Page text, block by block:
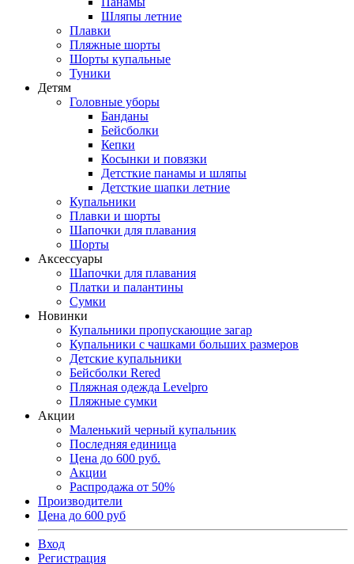
Шляпы летние
Плавки
Пляжные шорты
Шорты купальные
Туники
Детям
Головные уборы
Банданы
Бейсболки
Кепки
Косынки и повязки
Детсткие панамы и шляпы
Детсткие шапки летние
Купальники
Плавки и шорты
Шапочки для плавания
Шорты
Аксессуары
Шапочки для плавания
Платки и палантины
Сумки
Новинки
Купальники пропускающие загар
Купальники с чашками больших размеров
Детские купальники
Бейсболки Rered
Пляжная одежда Levelpro
Пляжные сумки
Акции
Маленький черный купальник
Последняя единица
Цена до 600 руб.
Акции
Распродажа от 50%
Производители
Цена до 600 руб
Вход
Регистрация